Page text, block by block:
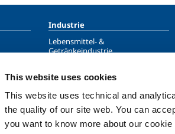
This website uses cookies
This website uses technical and
the quality of our site web. You can
you want to know more about our
Industrie
Lebensmittel- &
Getränkeindustrie
Metallverarbeitung
Chemie- und Pharmaindustrie
Öl- und Gasindustrie
Energie & Umwelt